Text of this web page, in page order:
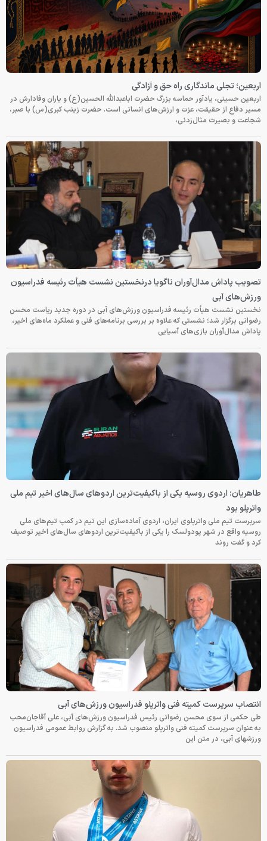
اربعین؛ تجلی ماندگاری راه حق و آزادگی
اربعین حسینی، یادآور حماسه بزرگ حضرت اباعبدالله الحسین(ع) و یاران وفادارش در
مسیر دفاع از حقیقت، عزت و ارزش‌های انسانی است. حضرت زینب کبری(س) با صبر،
شجاعت و بصیرت مثال‌زدنی،
تصویب پاداش مدال‌آوران ناگویا درنخستین نشست هیأت رئیسه فدراسیون
ورزش‌های آبی
نخستین نشست هیأت رئیسه فدراسیون ورزش‌های آبی در دوره جدید ریاست محسن
رضوانی برگزار شد؛ نشستی که علاوه بر بررسی برنامه‌های فنی و عملکرد ماه‌های اخیر،
پاداش مدال‌آوران بازی‌های آسیایی
طاهریان: اردوی روسیه یکی از باکیفیت‌ترین اردوهای سال‌های اخیر تیم ملی
واترپلو بود
سرپرست تیم ملی واترپلوی ایران، اردوی آماده‌سازی این تیم در کمپ تیم‌های ملی
روسیه واقع در شهر پودولسک را یکی از باکیفیت‌ترین اردوهای سال‌های اخیر توصیف
کرد و گفت روند
انتصاب سرپرست کمیته فنی واترپلو فدراسیون ورزش‌های آبی
طی حکمی از سوی محسن رضوانی رئیس فدراسیون ورزش‌های آبی، علی آقاجان‌محب
به عنوان سرپرست کمیته فنی واترپلو منصوب شد. به گزارش روابط عمومی فدراسیون
ورزشهای آبی، در متن این